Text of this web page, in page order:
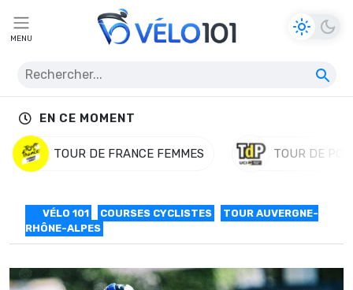
MENU
EN CE MOMENT
TOUR DE FRANCE FEMMES TOUR DE
VÉLO 101 COURSES CYCLISTES
TOUR AUVERGNE-
RHÔNE-ALPES